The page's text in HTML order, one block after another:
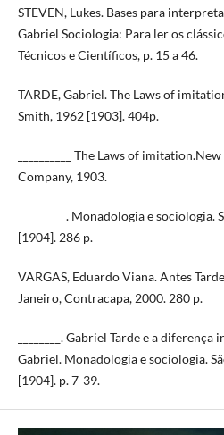
STEVEN, Lukes. Bases para
Gabriel Sociologia: Para ler os
Técnicos e Científicos, p. 15 a 46.
TARDE, Gabriel. The Laws of
Smith, 1962 [1903]. 404p.
__________ The Laws of
Company, 1903.
_________. Monadologia e
[1904]. 286 p.
VARGAS, Eduardo Viana. Antes
Janeiro, Contracapa, 2000. 280 p.
________. Gabriel Tarde e a
Gabriel. Monadologia e sociologia.
[1904]. p. 7-39.